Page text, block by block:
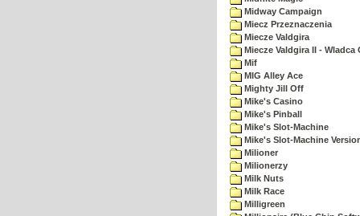
Midway Campaign
Miecz Przeznaczenia
Miecze Valdgira
Miecze Valdgira II - Wladca
Mif
MIG Alley Ace
Mighty Jill Off
Mike's Casino
Mike's Pinball
Mike's Slot-Machine
Mike's Slot-Machine
Milioner
Milionerzy
Milk Nuts
Milk Race
Milligreen